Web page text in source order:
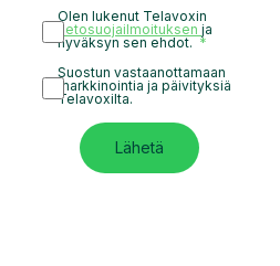
Olen lukenut Telavoxin
tietosuojailmoituksenja
hyväksyn sen ehdot.
Suostun vastaanottamaan
markkinointia ja päivityksiä
Telavoxilta.
Lähetä